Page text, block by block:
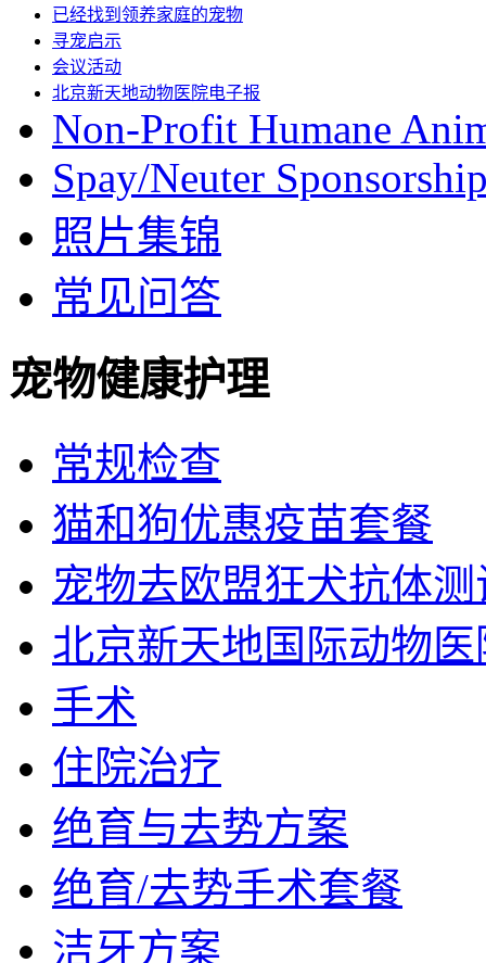
已经找到领养家庭的宠物
寻宠启示
会议活动
北京新天地动物医院电子报
Non-Profit Humane
Spay/Neuter
照片集锦
常见问答
宠物健康护理
常规检查
猫和狗优惠疫苗套餐
宠物去欧盟狂犬抗体
北京新天地国际动物
手术
住院治疗
绝育与去势方案
绝育/去势手术套餐
洁牙方案